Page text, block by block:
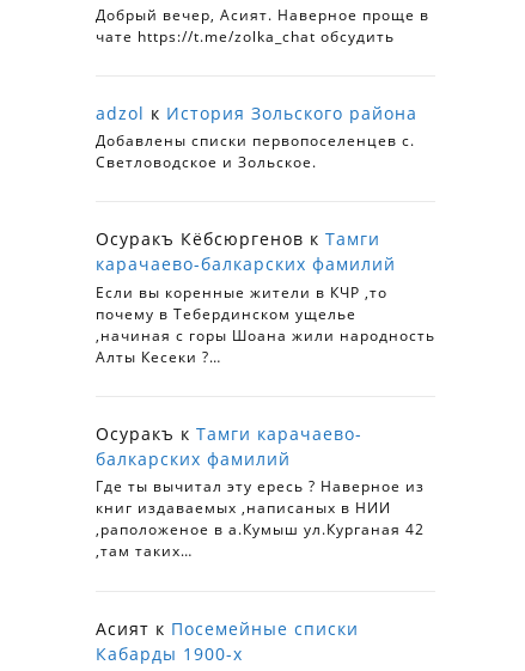
Добрый вечер, Асият. Наверное проще в
чате https://t.me/zolka_chat обсудить
adzol к История Зольского района
Добавлены списки первопоселенцев с.
Светловодское и Зольское.
Осуракъ Кёбсюргенов к Тамги
карачаево-балкарских фамилий
Если вы коренные жители в КЧР ,то
почему в Тебердинском ущелье
,начиная с горы Шоана жили народность
Алты Кесеки ?…
Осуракъ к Тамги карачаево-
балкарских фамилий
Где ты вычитал эту ересь ? Наверное из
книг издаваемых ,написаных в НИИ
,раположеное в а.Кумыш ул.Курганая 42
,там таких…
Асият к Посемейные списки
Кабарды 1900-х